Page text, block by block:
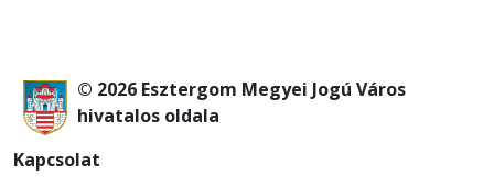
© 2026 Esztergom Megyei Jogú Város
hivatalos oldala
Kapcsolat